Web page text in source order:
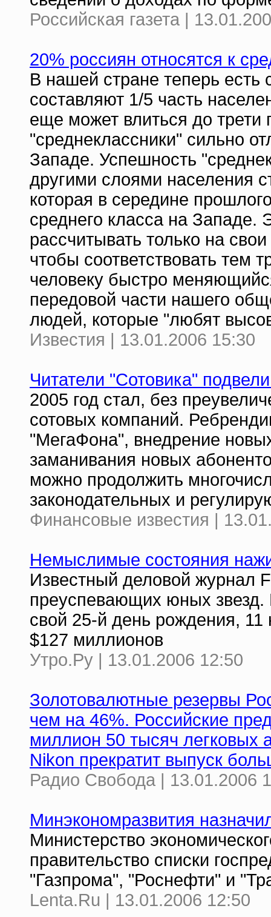
Российская газета |
20% россиян относятся к
В нашей стране теперь есть
составляют 1/5 часть
еще может влиться до
"среднеклассники" сильно
Западе. Успешность
другими слоями населения
которая в середине
среднего класса на Западе.
рассчитывать только на
чтобы соответствовать тем
человеку быстро
передовой части нашего
людей, которые "любят
Известия | 13.01.2006 15:30
Читатели "Сотовика"
2005 год стал, без
сотовых компаний.
"МегаФона", внедрение
заманивания новых
можно продолжить
законодательных и
Финансовые известия |
Немыслимые состояния
Известный деловой журнал
преуспевающих юных звезд.
свой 25-й день рождения,
$127 миллионов
Утро.Ру | 13.01.2006 12:50
Золотовалютные резервы
чем на 46%. Российские
миллион 50 тысяч легковых
Nikon прекратит выпуск
Радио Свобода | 13.01.2006
Минэкономразвития
Министерство
правительство списки
"Газпрома", "Роснефти" и
Lenta.Ru | 13.01.2006 12:50